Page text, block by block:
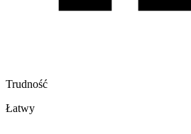
Trudność
Łatwy